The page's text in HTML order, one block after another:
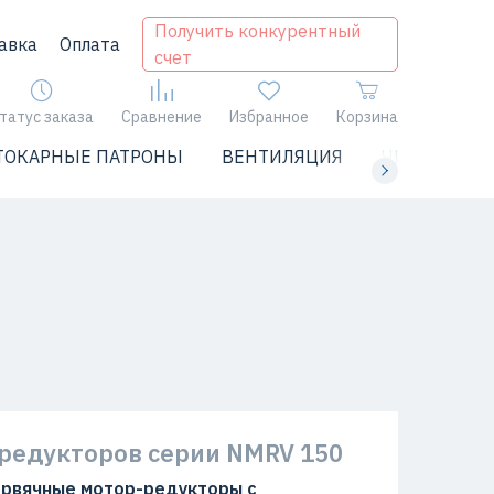
Оплата
Получить конкурентный
счет
заказа Сравнение Избранное Корзина
ПАТРОНЫ ВЕНТИЛЯЦИЯ ЧИЛЛЕРЫ
серии NMRV 150
мотор-редукторы с